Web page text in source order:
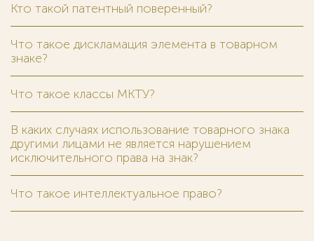
Кто такой патентный поверенный?
Что такое дискламация элемента в товарном
знаке?
Что такое классы МКТУ?
В каких случаях использование товарного знака
другими лицами не является нарушением
исключительного права на знак?
Что такое интеллектуальное право?